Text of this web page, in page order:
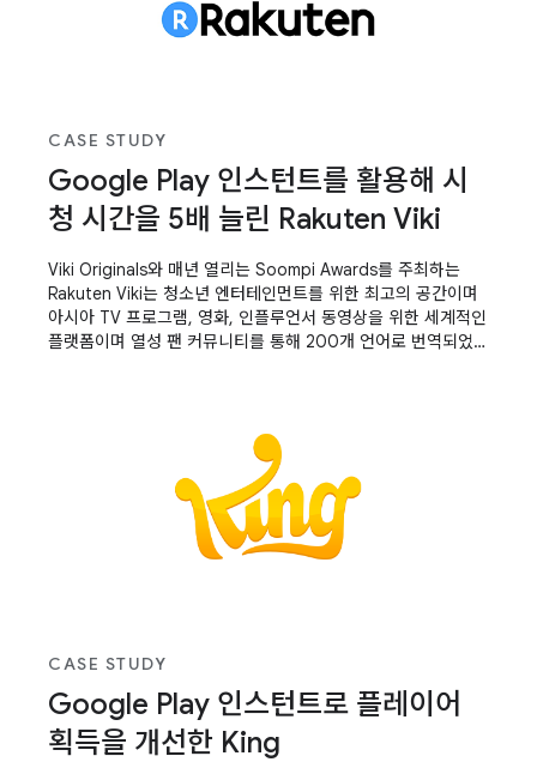
CASE STUDY
Google Play 인스턴트를 활용해 시
청 시간을 5배 늘린 Rakuten Viki
Viki Originals와 매년 열리는 Soompi Awards를 주최하는
Rakuten Viki는 청소년 엔터테인먼트를 위한 최고의 공간이며
아시아 TV 프로그램, 영화, 인플루언서 동영상을 위한 세계적인
플랫폼이며 열성 팬 커뮤니티를 통해 200개 언어로 번역되었습
CASE STUDY
Google Play 인스턴트로 플레이어
획득을 개선한 King